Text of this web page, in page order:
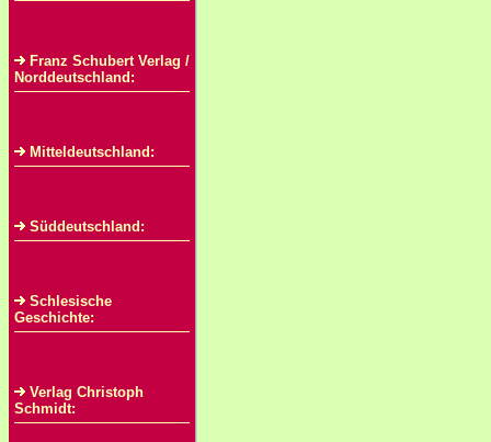
Franz Schubert Verlag /
Norddeutschland:
Mitteldeutschland:
Süddeutschland:
Schlesische
Geschichte:
Verlag Christoph
Schmidt: